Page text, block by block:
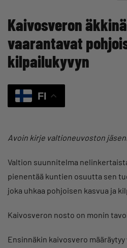
Kaivosveron
vaarantavat
kilpailukyvyn
FI
Avoin kirje valtioneuvoston
Valtion suunnitelma
pienentää kuntien osuutta sen
joka uhkaa pohjoisen kasvua ja
Kaivosveron nosto on monin
Ensinnäkin kaivosvero